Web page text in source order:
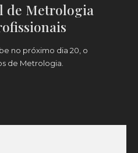
de Metrologia
no próximo dia 20, o
de Metrologia.